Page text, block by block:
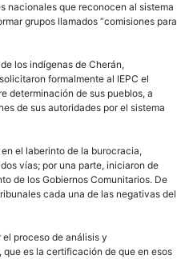
nacionales que reconocen al sistema
grupos llamados “comisiones para
los indígenas de Cherán,
formalmente al IEPC el
determinación de sus pueblos, a
de sus autoridades por el sistema
el laberinto de la burocracia,
vías; por una parte, iniciaron de
de los Gobiernos Comunitarios. De
cada una de las negativas del
proceso de análisis y
es la certificación de que en esos